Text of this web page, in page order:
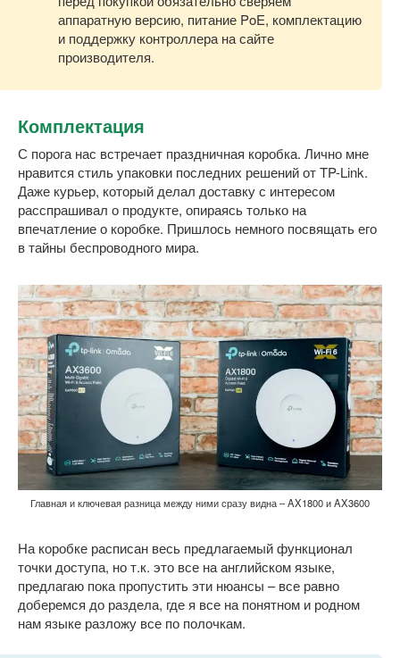
аппаратную версию, питание PoE, комплектацию
и поддержку контроллера на сайте
производителя.
Комплектация
С порога нас встречает праздничная коробка. Лично мне
нравится стиль упаковки последних решений от TP-Link.
Даже курьер, который делал доставку с интересом
расспрашивал о продукте, опираясь только на
впечатление о коробке. Пришлось немного посвящать его
в тайны беспроводного мира.
Главная и ключевая разница между ними сразу видна – AX1800 и AX3600
На коробке расписан весь предлагаемый функционал
точки доступа, но т.к. это все на английском языке,
предлагаю пока пропустить эти нюансы – все равно
доберемся до раздела, где я все на понятном и родном
нам языке разложу все по полочкам.